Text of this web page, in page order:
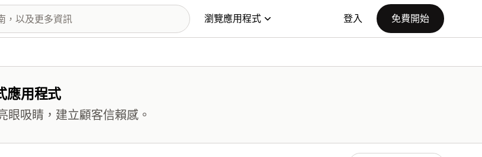
瀏覽應用程式 登入 免費開始
應用程式
吸睛，建立顧客信賴感。